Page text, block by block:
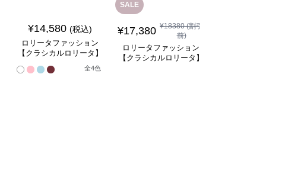
¥14,580 (税込)
ロリータファッション
【クラシカルロリータ】
ベルフレアスリーブプリ
ンセスドレスワンピース
全4色
SALE
¥17,380 ¥18380(割引
前)
ロリータファッション
【クラシカルロリータ】